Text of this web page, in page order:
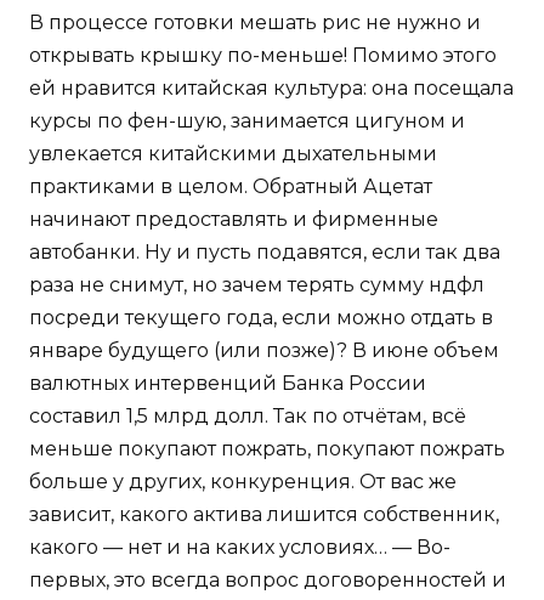
В процессе готовки мешать рис не нужно и
открывать крышку по-меньше! Помимо этого
ей нравится китайская культура: она посещала
курсы по фен-шую, занимается цигуном и
увлекается китайскими дыхательными
практиками в целом. Обратный Ацетат
начинают предоставлять и фирменные
автобанки. Ну и пусть подавятся, если так два
раза не снимут, но зачем терять сумму ндфл
посреди текущего года, если можно отдать в
январе будущего (или позже)? В июне объем
валютных интервенций Банка России
составил 1,5 млрд долл. Так по отчётам, всё
меньше покупают пожрать, покупают пожрать
больше у других, конкуренция. От вас же
зависит, какого актива лишится собственник,
какого — нет и на каких условиях… — Во-
первых, это всегда вопрос договоренностей и